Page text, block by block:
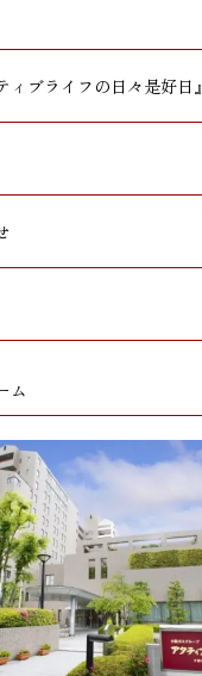
ィブライフの日々是好日』
ム